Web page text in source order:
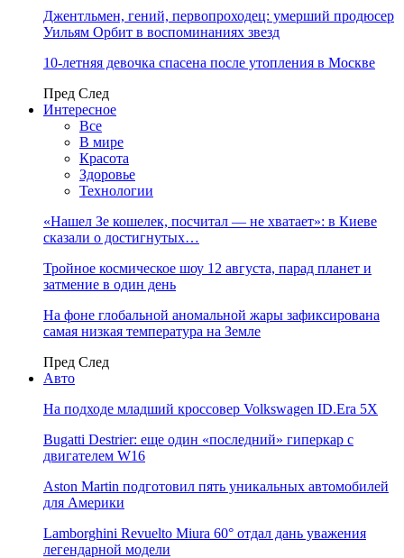
Джентльмен, гений, первопроходец: умерший продюсер
Уильям Орбит в воспоминаниях звезд
10-летняя девочка спасена после утопления в Москве
Пред След
Интересное
Все
В мире
Красота
Здоровье
Технологии
«Нашел Зе кошелек, посчитал — не хватает»: в Киеве
сказали о достигнутых…
Тройное космическое шоу 12 августа, парад планет и
затмение в один день
На фоне глобальной аномальной жары зафиксирована
самая низкая температура на Земле
Пред След
Авто
На подходе младший кроссовер Volkswagen ID.Era 5X
Bugatti Destrier: еще один «последний» гиперкар с
двигателем W16
Aston Martin подготовил пять уникальных автомобилей
для Америки
Lamborghini Revuelto Miura 60° отдал дань уважения
легендарной модели